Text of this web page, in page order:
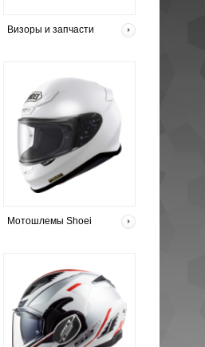
Визоры и запчасти
Мотошлемы Shoei